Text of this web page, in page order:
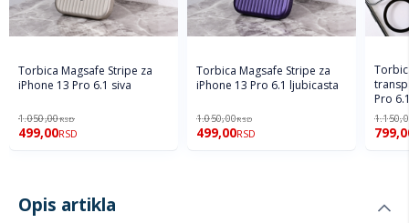
Torbica Magsafe Stripe za
iPhone 13 Pro 6.1 siva
1.050,00RSD
499,00RSD
Torbica Magsafe Stripe za
iPhone 13 Pro 6.1 ljubicasta
1.050,00RSD
499,00RSD
Pro
Opis artikla